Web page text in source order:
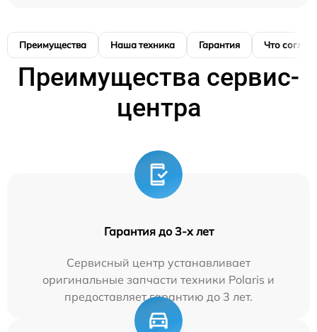
Преимущества Наша техника Гарантия Что
Преимущества сервис-
центра
Гарантия до 3-х лет
Сервисный центр устанавливает
оригинальные запчасти техники Polaris и
предоставляет гарантию до 3 лет.